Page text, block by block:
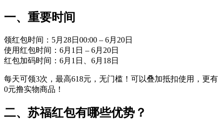
一、重要时间
领红包时间：5月28日00:00 – 6月20日
使用红包时间：6月1日 – 6月20日
红包加码时间：6月1日、6月18日
每天可领3次，最高618元，无门槛！可以叠加抵扣使用，更有
0元撸实物商品！
二、苏福红包有哪些优势？